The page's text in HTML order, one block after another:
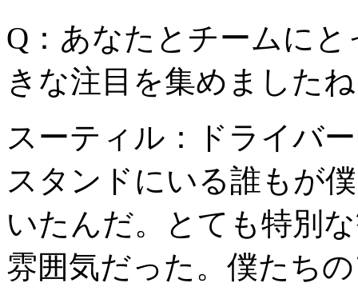
Q：あなたとチームに
きな注目を集めました
スーティル：ドライバ
スタンドにいる誰もが
いたんだ。とても特別
雰囲気だった。僕たち